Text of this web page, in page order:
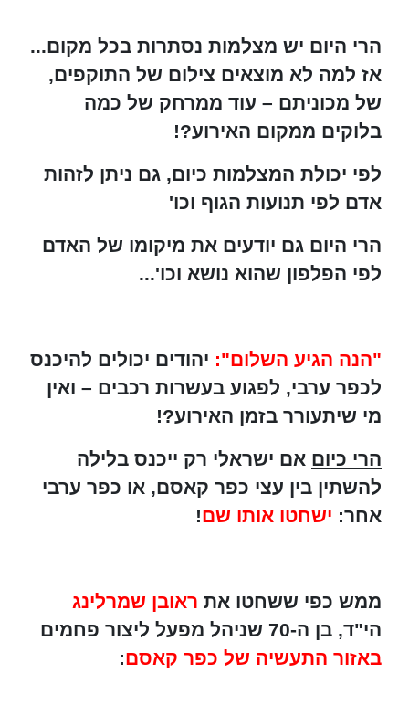
הרי היום יש מצלמות נסתרות בכל מקום...
אז למה לא מוצאים צילום של התוקפים,
של מכוניתם – עוד ממרחק של כמה
בלוקים ממקום האירוע?!
לפי יכולת המצלמות כיום, גם ניתן לזהות
אדם לפי תנועות הגוף וכו'
הרי היום גם יודעים את מיקומו של האדם
לפי הפלפון שהוא נושא וכו'...
"הנה הגיע השלום": יהודים יכולים להיכנס
לכפר ערבי, לפגוע בעשרות רכבים – ואין
מי שיתעורר בזמן האירוע?!
הרי כיום אם ישראלי רק ייכנס בלילה
להשתין בין עצי כפר קאסם, או כפר ערבי
אחר: ישחטו אותו שם!
ממש כפי ששחטו את ראובן שמרלינג
הי"ד, בן ה-70 שניהל מפעל ליצור פחמים
באזור התעשיה של כפר קאסם: